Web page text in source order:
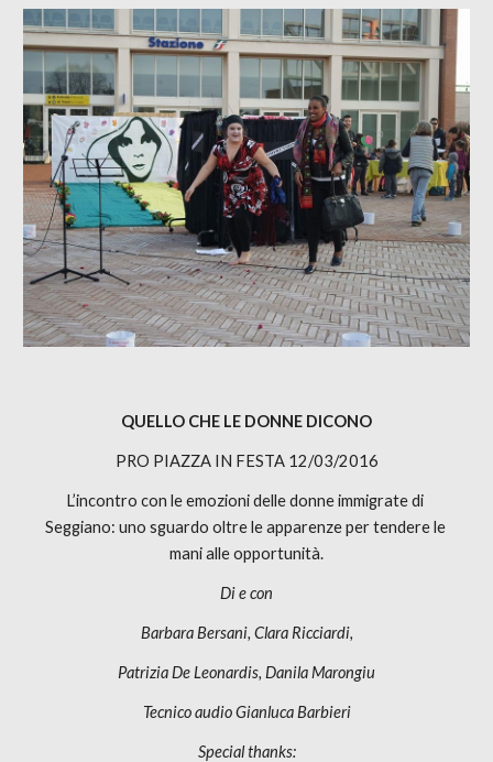
QUELLO CHE LE DONNE DICONO
PRO PIAZZA IN FESTA 12/03/2016
L’incontro con le emozioni delle donne immigrate di
Seggiano: uno sguardo oltre le apparenze per tendere le
mani alle opportunità.
Di e con
Barbara Bersani, Clara Ricciardi,
Patrizia De Leonardis, Danila Marongiu
Tecnico audio Gianluca Barbieri
Special thanks: